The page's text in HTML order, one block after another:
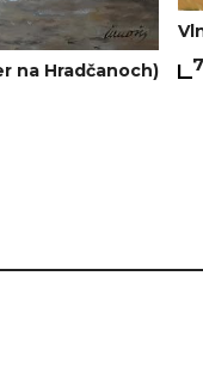
na Hradčanoch)